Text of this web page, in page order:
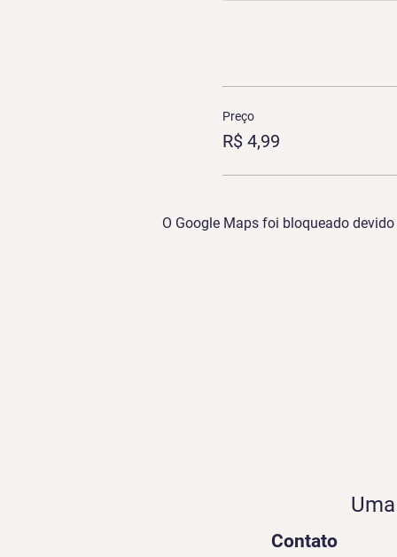
Preço
R$ 4,99
O Google Maps foi bloqueado
Contato